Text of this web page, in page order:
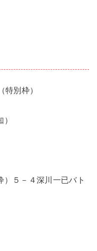
別枠）
５－４深川一已バト